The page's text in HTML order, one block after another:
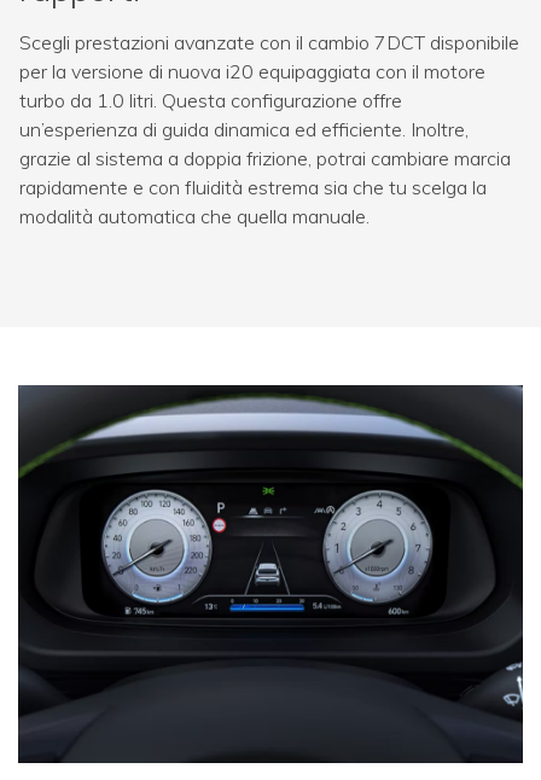
Scegli prestazioni avanzate con il cambio 7DCT disponibile
per la versione di nuova i20 equipaggiata con il motore
turbo da 1.0 litri. Questa configurazione offre
un’esperienza di guida dinamica ed efficiente. Inoltre,
grazie al sistema a doppia frizione, potrai cambiare marcia
rapidamente e con fluidità estrema sia che tu scelga la
modalità automatica che quella manuale.